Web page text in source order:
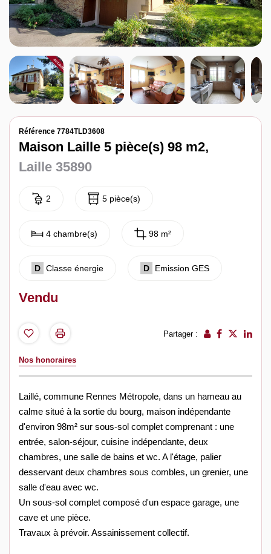
Syndic
Notre agence
Contact
Référence 7784TLD3608
Maison Laille 5 pièce(s) 98 m2,
Laille 35890
2 5 pièce(s)
4 chambre(s) 98 m²
D Classe énergie D Emission GES
Vendu
Partager :
Nos honoraires
Laillé, commune Rennes Métropole, dans un hameau au
calme situé à la sortie du bourg, maison indépendante
d'environ 98m² sur sous-sol complet comprenant : une
entrée, salon-séjour, cuisine indépendante, deux
chambres, une salle de bains et wc. A l'étage, palier
desservant deux chambres sous combles, un grenier, une
salle d'eau avec wc.
Un sous-sol complet composé d'un espace garage, une
cave et une pièce.
Travaux à prévoir. Assainissement collectif.